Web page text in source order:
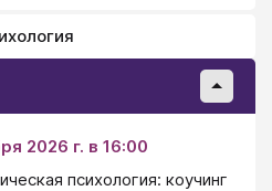
2026 г. в 16:00
психология: коучинг